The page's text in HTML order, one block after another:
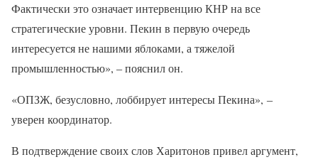
Фактически это означает интервенцию КНР на все
стратегические уровни. Пекин в первую очередь
интересуется не нашими яблоками, а тяжелой
промышленностью», ‒ пояснил он.
«ОПЗЖ, безусловно, лоббирует интересы Пекина», ‒
уверен координатор.
В подтверждение своих слов Харитонов привел аргумент,